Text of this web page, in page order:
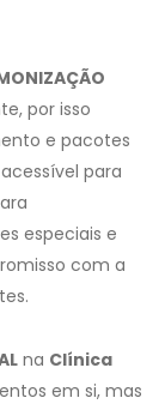
por isso
e pacotes
para
especiais e
com a
na Clínica
em si, mas